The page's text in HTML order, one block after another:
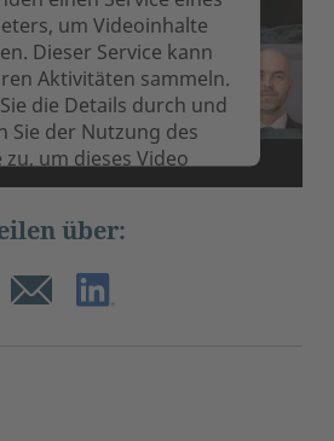
um Videoinhalte
Dieser Service kann
Aktivitäten sammeln.
die Details durch und
Sie der Nutzung des
zu, um dieses Video
anzusehen.
über: